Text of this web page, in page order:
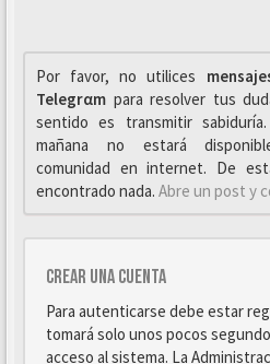
Por favor, no utilices
Telegrαm para resolver tus
sentido es transmitir
mañana no estará
comunidad en internet. De
encontrado nada. Abre un post y
Crear una cuenta
Para autenticarse debe estar
tomará solo unos pocos
acceso al sistema. La